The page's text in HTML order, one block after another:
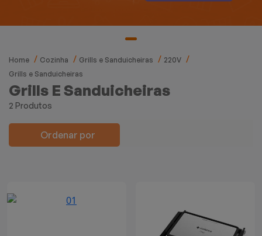
Home Cozinha Grills e Sanduicheiras
220V
Grills e Sanduicheiras
Grills E Sanduicheiras
2 Produtos
Ordenar por
Coifas
Churrasqueiras
Panelas Elétricas